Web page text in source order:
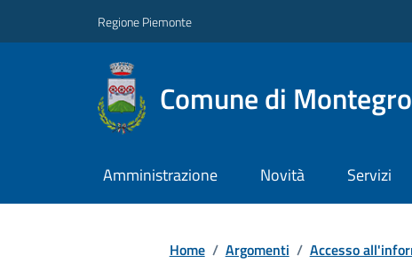
Regione Piemonte
Comune di
Amministrazione Novità Servizi
Home / Argomenti / Accesso